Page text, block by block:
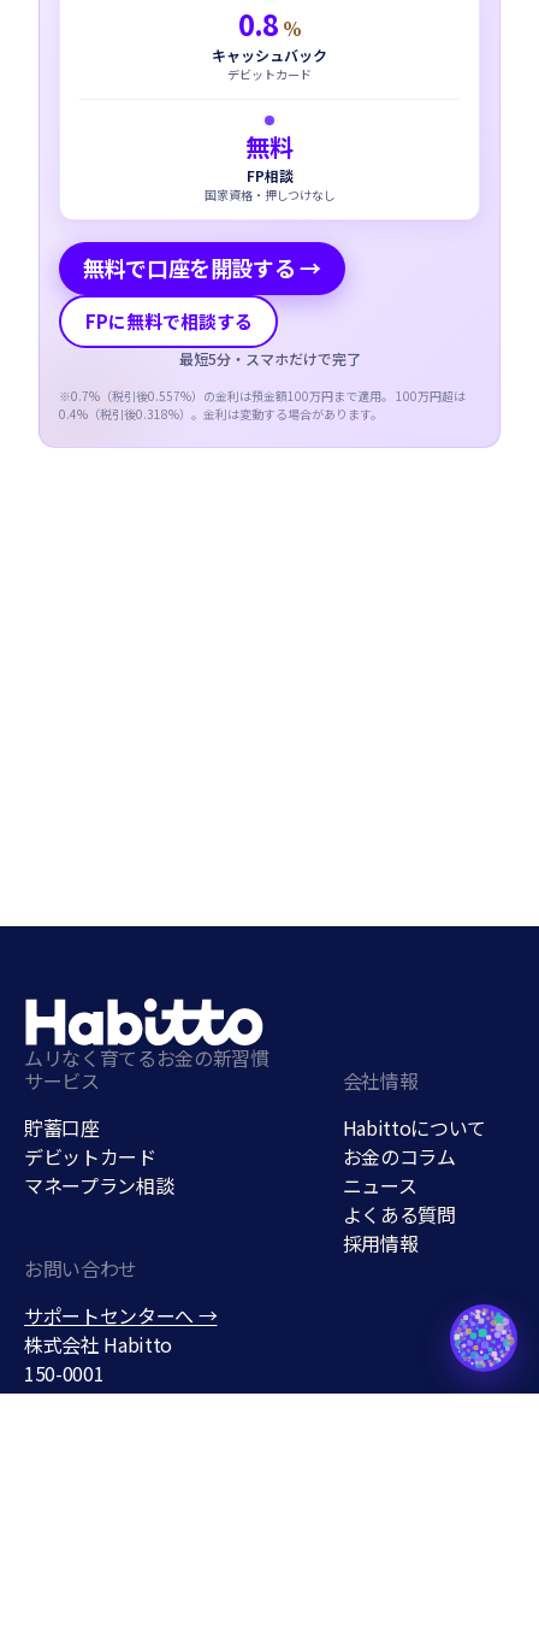
support@habitto.com
0.8 %
キャッシュバック
デビットカード
無料
FP相談
国家資格・押しつけなし
無料で口座を開設する →
FPに無料で相談する
最短5分・スマホだけで完了
※0.7%（税引後0.557%）の金利は預金額100万円まで適用。 100万円超は
0.4%（税引後0.318%）。金利は変動する場合があります。
ムリなく育てるお金の新習慣
サービス
貯蓄口座
デビットカード
マネープラン相談
会社情報
Habittoについて
お金のコラム
ニュース
よくある質問
採用情報
お問い合わせ
サポートセンターへ →
株式会社 Habitto
150-0001
東京都渋谷区神宮前３丁目１
ご質問はありますか？ハイアがす